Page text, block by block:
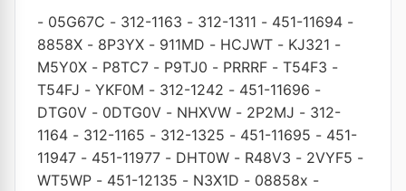
- 05G67C - 312-1163 - 312-1311 - 451-11694 -
8858X - 8P3YX - 911MD - HCJWT - KJ321 -
M5Y0X - P8TC7 - P9TJ0 - PRRRF - T54F3 -
T54FJ - YKF0M - 312-1242 - 451-11696 -
DTG0V - 0DTG0V - NHXVW - 2P2MJ - 312-
1164 - 312-1165 - 312-1325 - 451-11695 - 451-
11947 - 451-11977 - DHT0W - R48V3 - 2VYF5 -
WT5WP - 451-12135 - N3X1D - 08858x -